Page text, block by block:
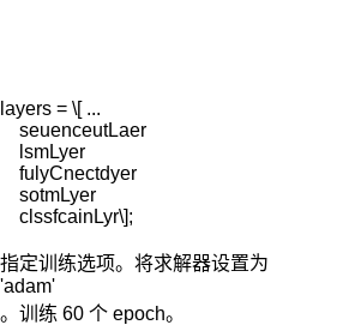
layers = \[ ...
seuenceutLaer
lsmLyer
fulyCnectdyer
sotmLyer
clssfcainLyr\];
指定训练选项。将求解器设置为
'adam'
。训练 60 个 epoch。